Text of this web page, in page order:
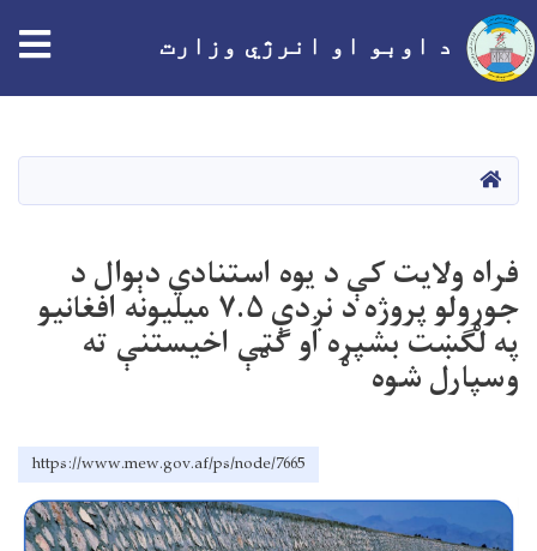
د اوبو او انرژي وزارت
کور
فراه ولایت کې د یوه استنادي دېوال د
جوړولو پروژه د نږدې ۷.۵ میلیونه افغانیو
په لګښت بشپړه او ګټې اخیستنې ته
وسپارل شوه
https://www.mew.gov.af/ps/node/7665